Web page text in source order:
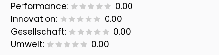
Performance:
0.00
Innovation:
0.00
Gesellschaft:
0.00
Umwelt:
0.00